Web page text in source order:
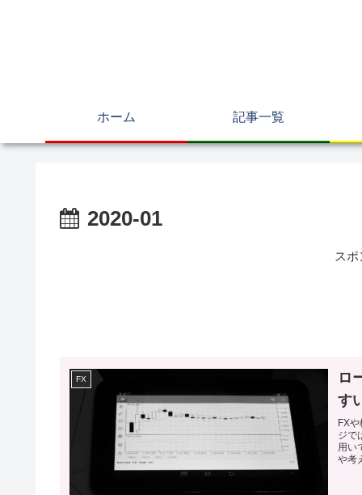
ホーム 記事一覧
2020-01
ス
FX
ロ
す
FX
ジで
用い
や考